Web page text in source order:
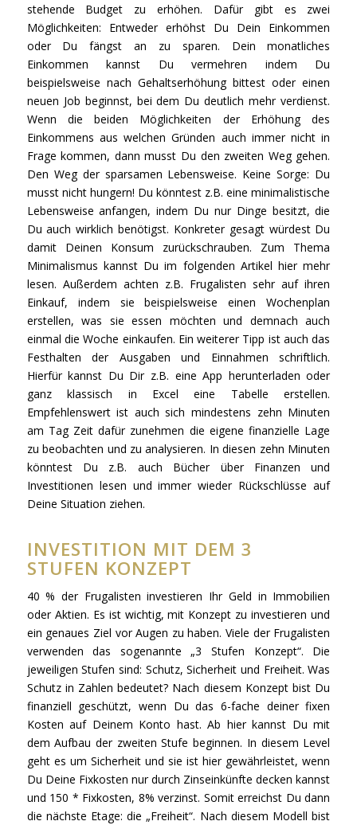
stehende Budget zu erhöhen. Dafür gibt es zwei
Möglichkeiten: Entweder erhöhst Du Dein Einkommen
oder Du fängst an zu sparen. Dein monatliches
Einkommen kannst Du vermehren indem Du
beispielsweise nach Gehaltserhöhung bittest oder einen
neuen Job beginnst, bei dem Du deutlich mehr verdienst.
Wenn die beiden Möglichkeiten der Erhöhung des
Einkommens aus welchen Gründen auch immer nicht in
Frage kommen, dann musst Du den zweiten Weg gehen.
Den Weg der sparsamen Lebensweise. Keine Sorge: Du
musst nicht hungern! Du könntest z.B. eine minimalistische
Lebensweise anfangen, indem Du nur Dinge besitzt, die
Du auch wirklich benötigst. Konkreter gesagt würdest Du
damit Deinen Konsum zurückschrauben. Zum Thema
Minimalismus kannst Du im folgenden Artikel hier mehr
lesen. Außerdem achten z.B. Frugalisten sehr auf ihren
Einkauf, indem sie beispielsweise einen Wochenplan
erstellen, was sie essen möchten und demnach auch
einmal die Woche einkaufen. Ein weiterer Tipp ist auch das
Festhalten der Ausgaben und Einnahmen schriftlich.
Hierfür kannst Du Dir z.B. eine App herunterladen oder
ganz klassisch in Excel eine Tabelle erstellen.
Empfehlenswert ist auch sich mindestens zehn Minuten
am Tag Zeit dafür zunehmen die eigene finanzielle Lage
zu beobachten und zu analysieren. In diesen zehn Minuten
könntest Du z.B. auch Bücher über Finanzen und
Investitionen lesen und immer wieder Rückschlüsse auf
Deine Situation ziehen.
INVESTITION MIT DEM 3
STUFEN KONZEPT
40 % der Frugalisten investieren Ihr Geld in Immobilien
oder Aktien. Es ist wichtig, mit Konzept zu investieren und
ein genaues Ziel vor Augen zu haben. Viele der Frugalisten
verwenden das sogenannte „3 Stufen Konzept“. Die
jeweiligen Stufen sind: Schutz, Sicherheit und Freiheit. Was
Schutz in Zahlen bedeutet? Nach diesem Konzept bist Du
finanziell geschützt, wenn Du das 6-fache deiner fixen
Kosten auf Deinem Konto hast. Ab hier kannst Du mit
dem Aufbau der zweiten Stufe beginnen. In diesem Level
geht es um Sicherheit und sie ist hier gewährleistet, wenn
Du Deine Fixkosten nur durch Zinseinkünfte decken kannst
und 150 * Fixkosten, 8% verzinst. Somit erreichst Du dann
die nächste Etage: die „Freiheit“. Nach diesem Modell bist